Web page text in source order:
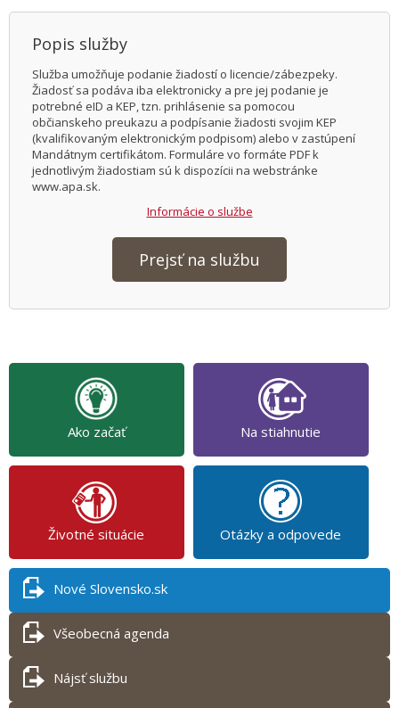
Popis služby
Služba umožňuje podanie žiadostí o licencie/zábezpeky.
Žiadosť sa podáva iba elektronicky a pre jej podanie je
potrebné eID a KEP, tzn. prihlásenie sa pomocou
občianskeho preukazu a podpísanie žiadosti svojim KEP
(kvalifikovaným elektronickým podpisom) alebo v zastúpení
Mandátnym certifikátom. Formuláre vo formáte PDF k
jednotlivým žiadostiam sú k dispozícii na webstránke
www.apa.sk.
Informácie o službe
Prejsť na službu
Ako začať Na stiahnutie
Životné situácie Otázky a odpovede
Nové Slovensko.sk
Všeobecná agenda
Nájsť službu